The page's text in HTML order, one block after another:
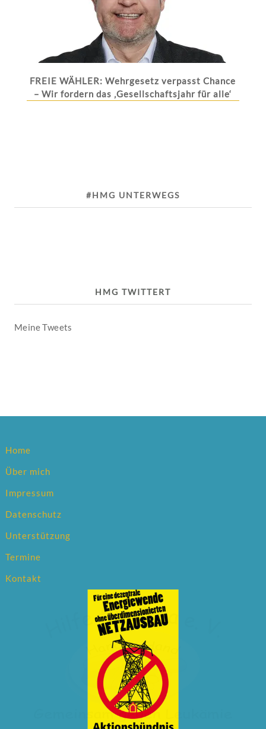
FREIE WÄHLER: Wehrgesetz verpasst Chance
– Wir fordern das ‚Gesellschaftsjahr für alle‘
#HMG UNTERWEGS
HMG TWITTERT
Meine Tweets
Home
Über mich
Impressum
Datenschutz
Unterstützung
Termine
Kontakt